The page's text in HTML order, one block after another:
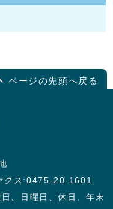
ページの先頭へ戻る
クス:0475-20-1601
、日曜日、休日、年末